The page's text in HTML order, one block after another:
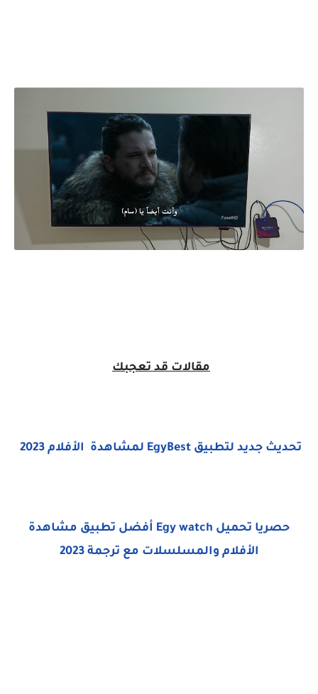
مقالات قد تعجبك
تحديث جديد لتطبيق EgyBest لمشاهدة الأفلام 2023
حصريا تحميل Egy watch أفضل تطبيق مشاهدة
الأفلام والمسلسلات مع ترجمة 2023